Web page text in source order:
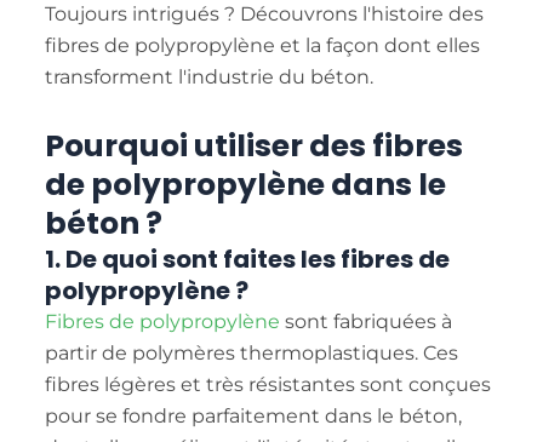
Toujours intrigués ? Découvrons l'histoire des
fibres de polypropylène et la façon dont elles
transforment l'industrie du béton.
Pourquoi utiliser des fibres
de polypropylène dans le
béton ?
1. De quoi sont faites les fibres de
polypropylène ?
Fibres de polypropylène sont fabriquées à
partir de polymères thermoplastiques. Ces
fibres légères et très résistantes sont conçues
pour se fondre parfaitement dans le béton,